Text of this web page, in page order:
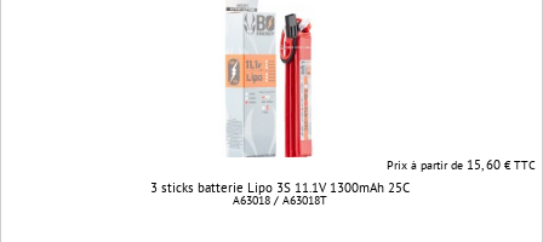
Prix à partir de 15, 60€ TTC
3 sticks batterie Lipo 3S 11.1V 1300mAh 25C
A63018 / A63018T